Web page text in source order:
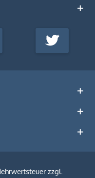
Twitter
zzgl.